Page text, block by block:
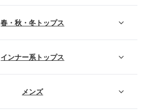
春・秋・冬トップス
インナー系トップス
メンズ